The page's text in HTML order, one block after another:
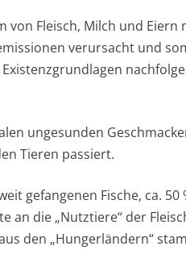
von Fleisch, Milch und Eiern
verursacht und
ungesunden
Tieren passiert.
gefangenen Fische, ca. 50
an die „Nutztiere“ der
den „Hungerländern“